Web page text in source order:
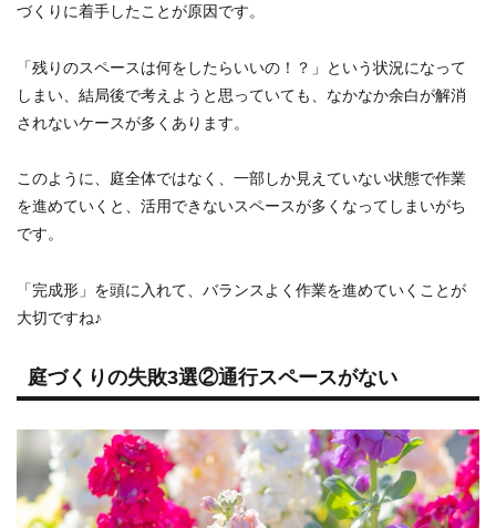
づくりに着手したことが原因です。
「残りのスペースは何をしたらいいの！？」という状況になって
しまい、結局後で考えようと思っていても、なかなか余白が解消
されないケースが多くあります。
このように、庭全体ではなく、一部しか見えていない状態で作業
を進めていくと、活用できないスペースが多くなってしまいがち
です。
「完成形」を頭に入れて、バランスよく作業を進めていくことが
大切ですね♪
庭づくりの失敗3選②通行スペースがない